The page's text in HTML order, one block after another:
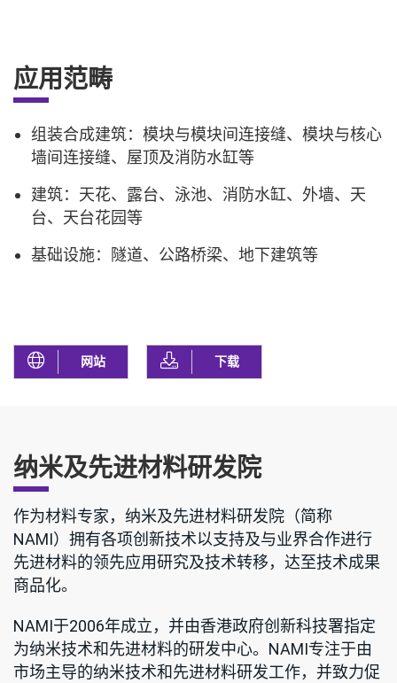
应用范畴
组装合成建筑：模块与模块间连接缝、模块与核心
墙间连接缝、屋顶及消防水缸等
建筑：天花、露台、泳池、消防水缸、外墙、天
台、天台花园等
基础设施：隧道、公路桥梁、地下建筑等
网站 下载
纳米及先进材料研发院
作为材料专家，纳米及先进材料研发院（简称
NAMI）拥有各项创新技术以支持及与业界合作进行
先进材料的领先应用研究及技术转移，达至技术成果
商品化。
NAMI于2006年成立，并由香港政府创新科技署指定
为纳米技术和先进材料的研发中心。NAMI专注于由
市场主导的纳米技术和先进材料研发工作，并致力促